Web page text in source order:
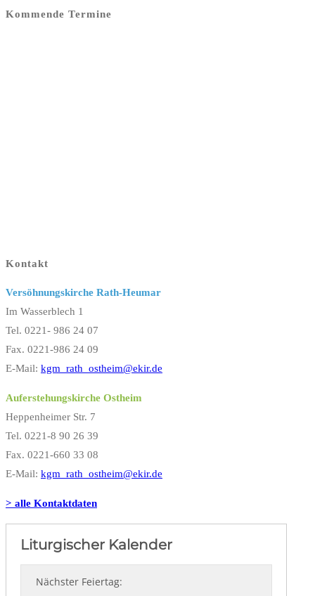
Kommende Termine
Kontakt
Versöhnungskirche Rath-Heumar
Im Wasserblech 1
Tel. 0221- 986 24 07
Fax. 0221-986 24 09
E-Mail: kgm_rath_ostheim@ekir.de
Auferstehungskirche Ostheim
Heppenheimer Str. 7
Tel. 0221-8 90 26 39
Fax. 0221-660 33 08
E-Mail: kgm_rath_ostheim@ekir.de
> alle Kontaktdaten